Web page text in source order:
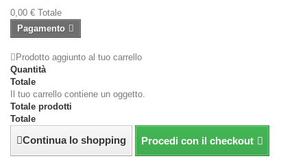
0,00 € Totale
Pagamento
Prodotto aggiunto al tuo carrello
Quantità
Totale
Il tuo carrello contiene un oggetto.
Totale prodotti
Totale
Continua lo shopping Procedi con il checkout